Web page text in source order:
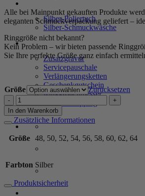
Silber-Poliertuch
Silber-Schmuckwäsche
SERVICE
Zusatzgravur
Servicepauschale
Verlängerungsketten
Geschenkgutschein
Ringgrößenmesser
Alle bei Mainpunkt gekauften Produkte
eleganten Schmuckverpackung geliefert –
Ringgröße nicht bekannt?
Kein Problem – wir bieten passende
Sie Ihre perfekte Größe ganz einfach
Größe
Zurücksetzen
Ring
"Antonella"
aus
925
Sterling
Silber
Menge
In den Warenkorb
Zusätzliche Informationen
Größe 48, 50, 52, 54, 56, 58, 60, 62, 64
Farbton Silber
Produktsicherheit